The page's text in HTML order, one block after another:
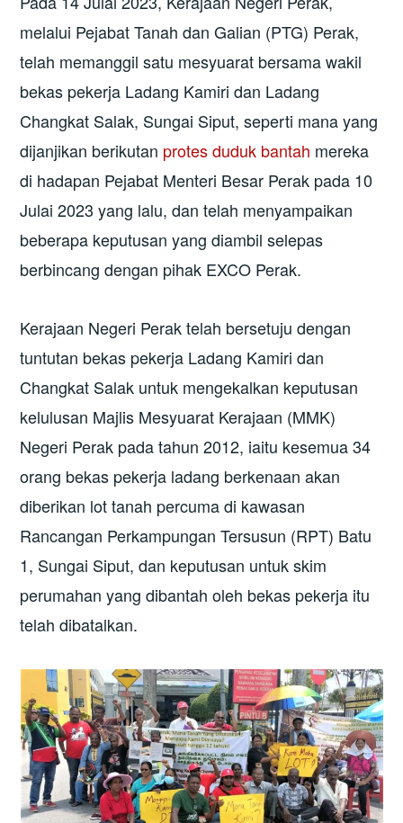
melalui Pejabat Tanah dan Galian (PTG) Perak,
telah memanggil satu mesyuarat bersama wakil
bekas pekerja Ladang Kamiri dan Ladang
Changkat Salak, Sungai Siput, seperti mana yang
dijanjikan berikutan protes duduk bantah mereka
di hadapan Pejabat Menteri Besar Perak pada 10
Julai 2023 yang lalu, dan telah menyampaikan
beberapa keputusan yang diambil selepas
berbincang dengan pihak EXCO Perak.
Kerajaan Negeri Perak telah bersetuju dengan
tuntutan bekas pekerja Ladang Kamiri dan
Changkat Salak untuk mengekalkan keputusan
kelulusan Majlis Mesyuarat Kerajaan (MMK)
Negeri Perak pada tahun 2012, iaitu kesemua 34
orang bekas pekerja ladang berkenaan akan
diberikan lot tanah percuma di kawasan
Rancangan Perkampungan Tersusun (RPT) Batu
1, Sungai Siput, dan keputusan untuk skim
perumahan yang dibantah oleh bekas pekerja itu
telah dibatalkan.